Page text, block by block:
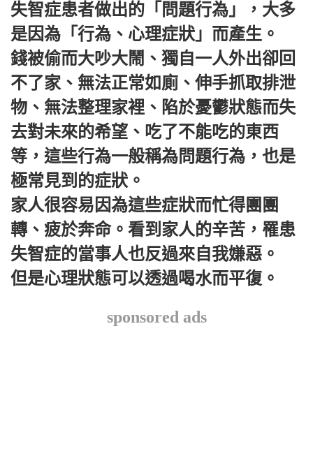
失智症患者做出的「問題行為」，大多
是因為「行為、心理症狀」而產生。
錢被偷而大吵大鬧、獨自一人外出卻回
不了家、無法正常如廁、伸手抓取排泄
物、無法整理家裡、陷於憂鬱狀態而失
去對未來的希望、吃了不能吃的東西
等，這些行為一般稱為問題行為，也是
極常見到的症狀。
家人很容易因為這些症狀而忙得團團
轉、疲於奔命。看到家人的辛苦，罹患
失智症的當事人也反過來自我嫌惡。
但是心理狀態可以透過喝水而平復。
sponsored ads